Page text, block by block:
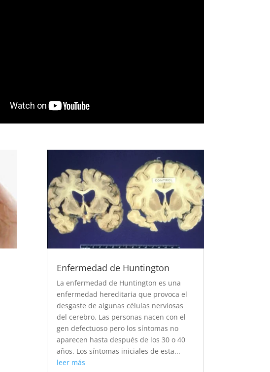
Enfermedad de Huntington
La enfermedad de Huntington es una
enfermedad hereditaria que provoca el
desgaste de algunas células nerviosas
del cerebro. Las personas nacen con el
gen defectuoso pero los síntomas no
aparecen hasta después de los 30 o 40
años. Los síntomas iniciales de esta...
leer más